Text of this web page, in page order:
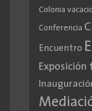
Colonia
Conferencia
Encuentro
Exposición